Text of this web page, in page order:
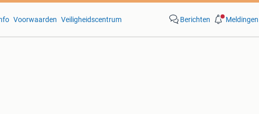
Voorwaarden Veiligheidscentrum Berichten Meldingen